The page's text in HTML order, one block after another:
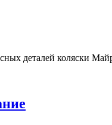
деталей коляски